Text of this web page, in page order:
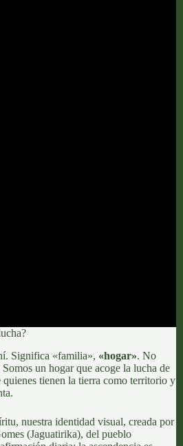
Significa «familia», «hogar». No
un hogar que acoge la lucha de
quienes tienen la tierra como territorio y
nuestra identidad visual, creada por
(Jaguatirika), del pueblo